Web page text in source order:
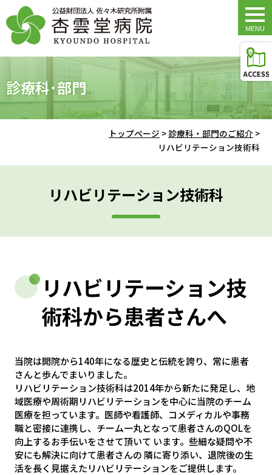
診療科･部門
トップページ >診療科・部門のご紹介 >
リハビリテーション技術科
リハビリテーション技術科
リハビリテーション技
術科から患者さんへ
当院は開院から140年になる歴史と伝統を誇り、常に患者
さんと歩んでまいりました。
リハビリテーション技術科は2014年から新たに発足し、地
域医療や周術期リハビリテーションを中心に当院のチーム
医療を担っています。医師や看護師、コメディカルや事務
職と密接に連携し、チーム一丸となって患者さんのQOLを
向上するお手伝いをさせて頂いて います。些細な疑問や不
安にも解決に向けて患者さんの 隣に寄り添い、退院後の生
活を長く見据えたリハビリテーションをご提供します。